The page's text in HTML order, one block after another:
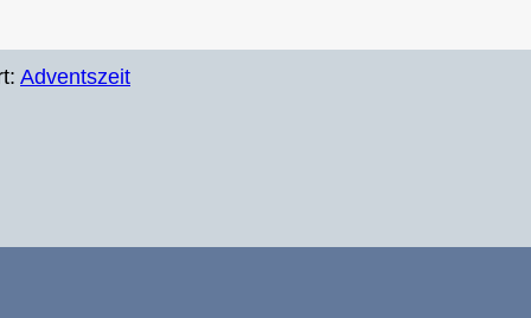
Adventszeit